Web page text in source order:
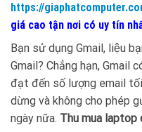
https://
giá cao tận nơi có uy tín
Bạn sử dụng Gmail, liệu
Gmail? Chẳng hạn, Gmail
đạt đến số lượng email
dừng và không cho phép
ngày nữa. Thu mua laptop